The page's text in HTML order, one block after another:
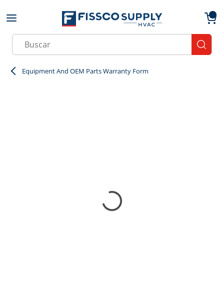
Skip to main content
Site Search
Equipment And OEM Parts Warranty Form